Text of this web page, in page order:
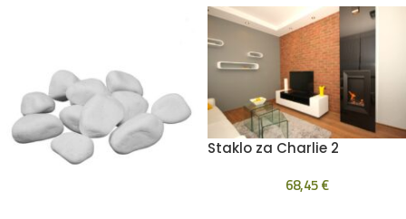
Staklo za Charlie 2
68,45€